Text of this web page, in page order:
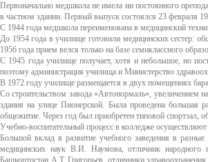
Первоначально медшкола не имела ни постоянного
в частном здании. Первый выпуск состоялся 23 февраля
С 1944 года медшкола переименована в медицинский
До 1954 года в училище готовили медицинских сестер:
1956 года прием велся только на базе семиклассного
С 1945 года училище получает, хотя и небольшое, но
поэтому администрация училища и Министерство
В 1972 году училище размещается в двух помещениях
Со строительством завода «Автонормаль», увеличением
здания на улице Пионерской. Была проведена большая
общежитие. Через год был приобретен типовой спортзал,
Учебно-воспитательный процесс в колледже
Большой вклад в развитие учебного заведения в
медицинских наук В.И. Наумова, отличник
Башкортостан А.Т. Григорьев, отличники